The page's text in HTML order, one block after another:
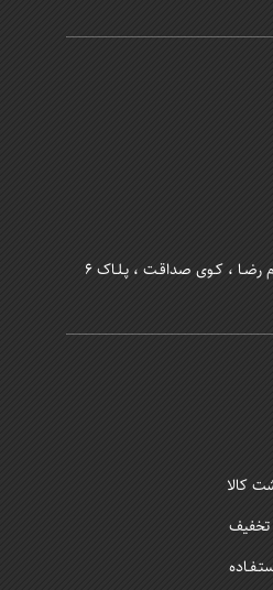
رضـا ، کـوی صداقـت ، پـلـاک 6
کالا
تخفیف